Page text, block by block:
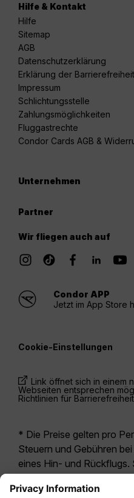
Hilfe & Kontakt
Hilfe
Sitemap
AGB
Datenschutzerklärung
Erklärung der Barrierefreiheit
Impressum
Schlichtungsstelle
Zahlungsmöglichkeiten
Fluggastrechte
Condor Cards AGB &
Unternehmen
Partner
Wir fliegen auch auf
Condor APP
Jetzt im App Store
Cookie-Einstellungen
Link öffnet sich in einem
Webseiten entsprechen
Richtlinien für
* Die Preise gelten pro
Steuern und Gebühren
eines Hin- und Rückflugs.
letzten 24 Stunden
möglicherweise nicht mehr